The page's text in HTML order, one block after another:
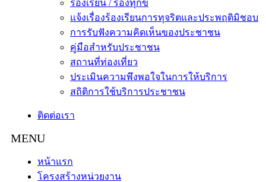
ร้องเรียน / ร้องทุกข์
แจ้งเรื่องร้องเรียนการทุจริตและประพฤติมิชอบ
การรับฟังความคิดเห็นของประชาชน
คู่มือสำหรับประชาชน
สถานที่ท่องเที่ยว
ประเมินความพึงพอใจในการให้บริการ
สถิติการใช้บริการประชาชน
ติดต่อเรา
หน้าแรก
โครงสร้างหน่วยงาน